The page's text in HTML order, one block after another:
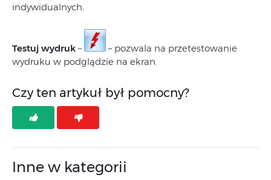
indywidualnych.
Testuj wydruk –
– pozwala na przetestowanie
wydruku w podglądzie na ekran.
Czy ten artykuł był pomocny?
Inne w kategorii